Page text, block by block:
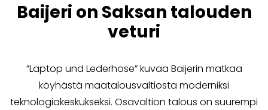
Baijeri on Saksan talouden
veturi
”Laptop und Lederhose” kuvaa Baijerin matkaa
köyhästä maatalousvaltiosta moderniksi
teknologiakeskukseksi. Osavaltion talous on suurempi